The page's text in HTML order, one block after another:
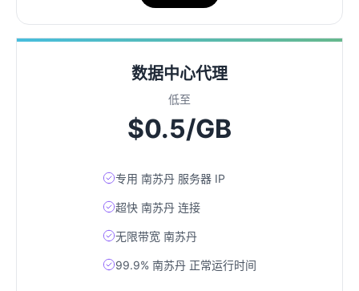
数据中心代理
低至
$0.5/GB
专用 南苏丹 服务器 IP
超快 南苏丹 连接
无限带宽 南苏丹
99.9% 南苏丹 正常运行时间